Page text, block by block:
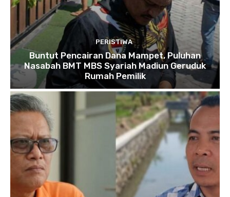
PERISTIWA
Buntut Pencairan Dana Mampet, Puluhan
Nasabah BMT MBS Syariah Madiun Geruduk
Rumah Pemilik